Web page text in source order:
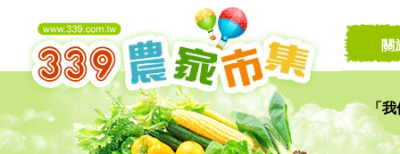
「我
讓
關